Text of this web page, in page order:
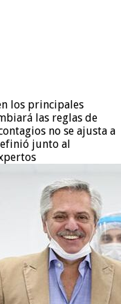
los principales
las reglas de
no se ajusta a
junto al